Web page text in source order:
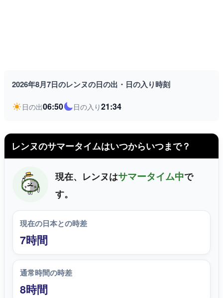
2026年8月7日のレンヌの日の出・日の入り時刻
日の出06:50 日の入り21:34
レンヌのサマータイムはいつからいつまで？
現在、レンヌはサマータイム中で
す。
現在の日本との時差
7時間
通常時間の時差
8時間